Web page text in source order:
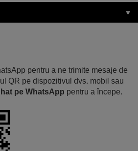
pentru a ne trimite mesaje de
QR pe dispozitivul dvs. mobil sau
pe WhatsApp pentru a începe.